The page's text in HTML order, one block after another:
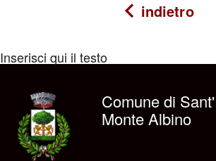
indietro
Inserisci qui il testo
Comune di
Monte Albino